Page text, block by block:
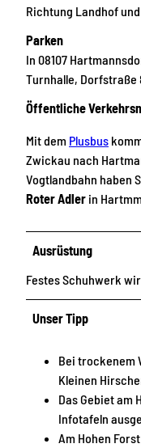
Richtung Landhof
Parken
In 08107
Turnhalle, Dorfstraße
Öffentliche
Mit dem Plusbus
Zwickau nach
Vogtlandbahn haben
Roter Adler in
Ausrüstung
Festes Schuhwerk
Unser Tipp
Bei trockenem
Kleinen
Das Gebiet am
Infotafeln
Am Hohen